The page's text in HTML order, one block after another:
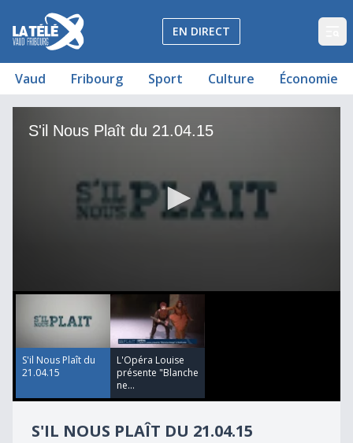
La Télé - Télévision régionale Vaud et Fribourg
EN DIRECT
Vaud Fribourg Sport Culture Économie
S'il Nous Plaît du 21.04.15
0
minutes,
22
seconds
S'il Nous Plaît du
21.04.15
L'Opéra Louise
présente "Blanche
ne...
S'IL NOUS PLAÎT DU 21.04.15